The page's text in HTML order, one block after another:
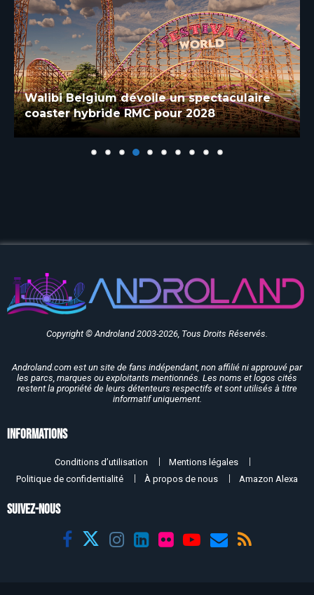
Dock World fête son premier anniversaire
et la restauration évolue pour 2026 à Walibi
Belgium
Copyright © Androland 2003-2026, Tous Droits Réservés.
Androland.com est un site de fans indépendant, non affilié ni approuvé par
les parcs, marques ou exploitants mentionnés. Les noms et logos cités
restent la propriété de leurs détenteurs respectifs et sont utilisés à titre
informatif uniquement.
Informations
Conditions d’utilisation
Mentions légales
Politique de confidentialité
À propos de nous Amazon Alexa
SUIVEZ-NOUS